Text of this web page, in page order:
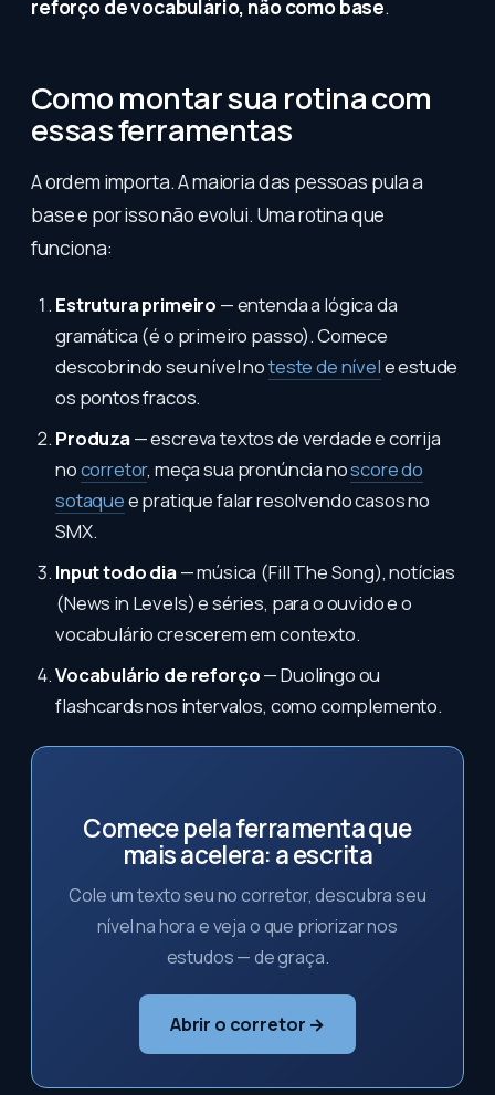
reforço de vocabulário, não como base.
Como montar sua rotina com
essas ferramentas
A ordem importa. A maioria das pessoas pula a
base e por isso não evolui. Uma rotina que
funciona:
Estrutura primeiro — entenda a lógica da
gramática (é o primeiro passo). Comece
descobrindo seu nível noteste de nívele estude
os pontos fracos.
Produza— escreva textos de verdade e corrija
nocorretor, meça sua pronúncia noscore do
sotaquee pratique falar resolvendo casos no
SMX.
Input todo dia— música (Fill The Song), notícias
(News in Levels) e séries, para o ouvido e o
vocabulário crescerem em contexto.
Vocabulário de reforço— Duolingo ou
flashcards nos intervalos, como complemento.
Comece pela ferramenta que
mais acelera: a escrita
Cole um texto seu no corretor, descubra seu
nível na hora e veja o que priorizar nos
estudos — de graça.
Abrir o corretor →